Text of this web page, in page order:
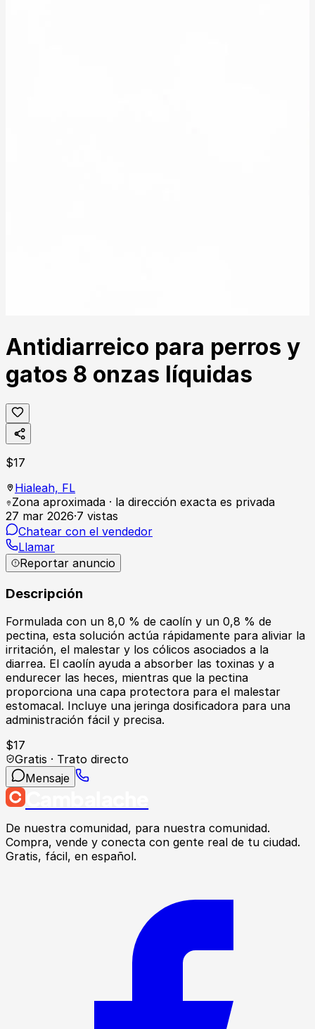
Antidiarreico para perros y
gatos 8 onzas líquidas
$17
Hialeah, FL
Zona aproximada · la dirección exacta es privada
27 mar 2026·7 vistas
Chatear con el vendedor
Llamar
Reportar anuncio
Descripción
Formulada con un 8,0 % de caolín y un 0,8 % de
pectina, esta solución actúa rápidamente para aliviar la
irritación, el malestar y los cólicos asociados a la
diarrea. El caolín ayuda a absorber las toxinas y a
endurecer las heces, mientras que la pectina
proporciona una capa protectora para el malestar
estomacal. Incluye una jeringa dosificadora para una
administración fácil y precisa.
$17
Gratis · Trato directo
Mensaje
De nuestra comunidad, para nuestra comunidad.
Compra, vende y conecta con gente real de tu ciudad.
Gratis, fácil, en español.